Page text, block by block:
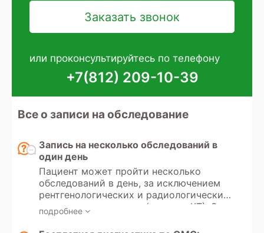
или проконсультируйтесь по телефону
+7(812) 209-10-39
Все о записи на обследование
Запись на несколько обследований в
один день
Пациент может пройти несколько
обследований в день, за исключением
рентгенологических и радиологических
методов диагностики (рентген, КТ). Эти
исследования используют
ионизирующее излучение, и существует
подробнее